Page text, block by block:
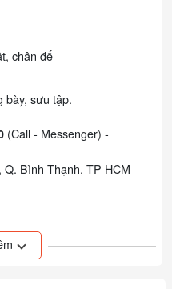
chân đế
bày, sưu tập.
(Call - Messenger) -
Bình Thạnh, TP HCM
shop: